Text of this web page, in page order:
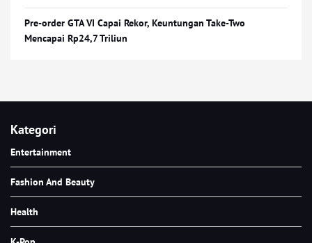
Pre-order GTA VI Capai Rekor, Keuntungan Take-Two
Mencapai Rp24,7 Triliun
Kategori
Entertainment
Fashion And Beauty
Health